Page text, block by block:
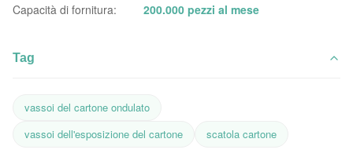
Capacità di fornitura: 200.000 pezzi al mese
Tag
vassoi del cartone ondulato
vassoi dell'esposizione del cartone
scatola cartone